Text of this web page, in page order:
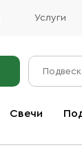
Услуги
Свечи